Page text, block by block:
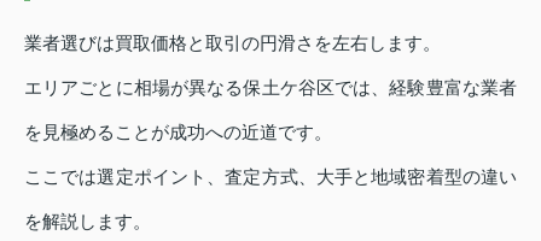
業者選びは買取価格と取引の円滑さを左右します。
エリアごとに相場が異なる保土ケ谷区では、経験豊富な業者
を見極めることが成功への近道です。
ここでは選定ポイント、査定方式、大手と地域密着型の違い
を解説します。